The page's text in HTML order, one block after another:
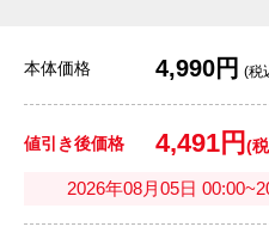
本体価格 4,990円 (税
値引き後価格 4,491円 (
2026年08月05日